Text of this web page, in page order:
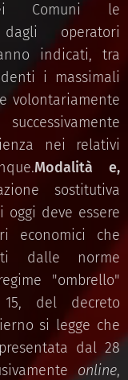
Comuni le
dagli operatori
indicati, tra
i massimali
volontariamente
nei relativi
Modalità e,
sostitutiva
oggi deve essere
economici che
dalle norme
"ombrello"
del decreto
si legge che
dal 28
online,